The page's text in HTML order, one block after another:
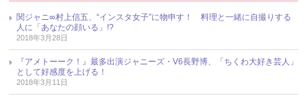
関ジャニ∞村上信五、“インスタ女子”に物申す！ 料理と一緒に自撮りする
人に「あなたの顔いる」!?
2018年3月28日
『アメトーーク！』最多出演ジャニーズ・V6長野博、「ちくわ大好き芸人」
として好感度を上げる！
2018年3月11日